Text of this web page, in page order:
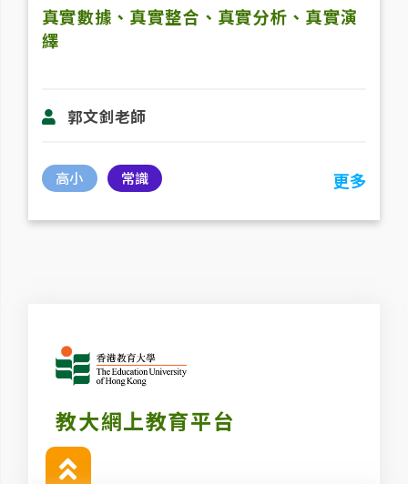
真實數據、真實整合、真實分析、真實演
繹
郭文釗老師
高小 常識 更多
教大網上教育平台